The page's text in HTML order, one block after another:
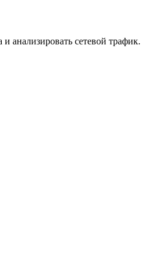
анализировать сетевой трафик.